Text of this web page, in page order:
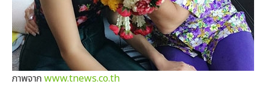
ภาพจาก www.tnews.co.th